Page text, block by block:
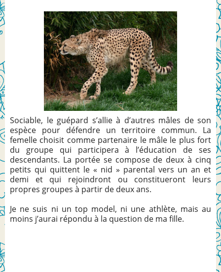
Sociable, le guépard s’allie à d’autres mâles de son
espèce pour défendre un territoire commun. La
femelle choisit comme partenaire le mâle le plus fort
du groupe qui participera à l’éducation de ses
descendants. La portée se compose de deux à cinq
petits qui quittent le « nid » parental vers un an et
demi et qui rejoindront ou constitueront leurs
propres groupes à partir de deux ans.
Je ne suis ni un top model, ni une athlète, mais au
moins j’aurai répondu à la question de ma fille.